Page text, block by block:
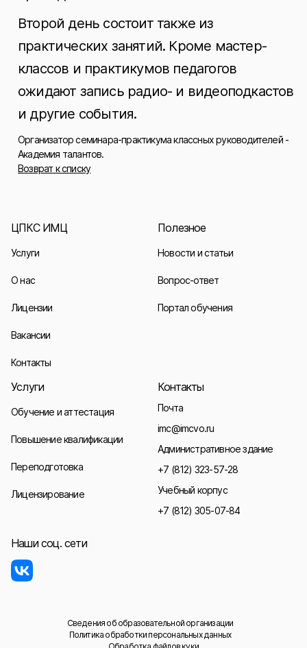
Второй день состоит также из
практических занятий. Кроме мастер-
классов и практикумов педагогов
ожидают запись радио- и видеоподкастов
и другие события.
Организатор семинара-практикума классных руководителей -
Академия талантов.
Возврат к списку
ЦПКС ИМЦ
Услуги
О нас
Лицензии
Вакансии
Контакты
Полезное
Новости и статьи
Вопрос-ответ
Портал обучения
Услуги
Обучение и аттестация
Повышение квалификации
Переподготовка
Лицензирование
Контакты
Почта
imc@imcvo.ru
Административное здание
+7 (812) 323-57-28
Учебный корпус
+7 (812) 305-07-84
Наши соц. сети
Сведения об образовательной организации
Политика обработки персональных данных